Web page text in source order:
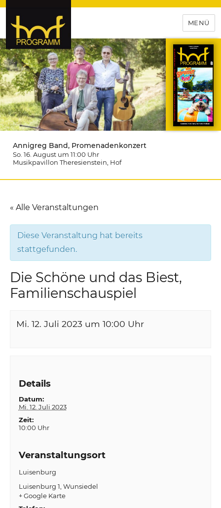
hof-programm – das
Veranstaltungsportal für
Hochfranken
MENÜ
Annigreg Band, Promenadenkonzert
So. 16. August um 11:00 Uhr
Musikpavillon Theresienstein , Hof
« Alle Veranstaltungen
Diese Veranstaltung hat bereits
stattgefunden.
Die Schöne und das Biest,
Familienschauspiel
Mi. 12. Juli 2023 um 10:00 Uhr
Details
Datum:
Mi. 12. Juli 2023
Zeit:
10:00 Uhr
Veranstaltungsort
Luisenburg
Luisenburg 1 Wunsiedel
+ Google Karte